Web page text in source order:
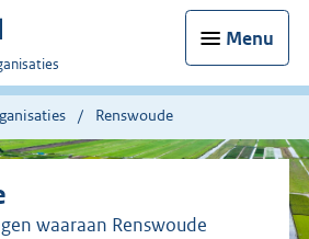
Menu
Renswoude
waaraan Renswoude